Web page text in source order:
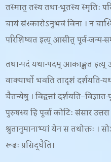
तस्मात् तस्य तथा-भूतस्य स्मृतिः
चायं संस्कारोऽनुभवं विना । न
परिशिष्यत इत्य् आसीत् पूर्व-जन्म-
तथा-पदं यथा-पदम् आकाङ्क्षत इत्य्
वाक्यार्थो भवति तादृशं दर्शयति-
चैतन्येषु । विद्वत्तां दर्शयति–
पुरुषस्य हि पूर्वा कोटिः संसार
श्रुतानुमानाभ्यां येन स तथोक्तः
रूढः प्रसिद्धैति।